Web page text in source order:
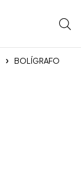
BOLÍGRAFO